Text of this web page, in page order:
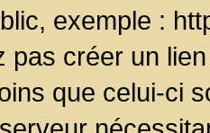
exemple :
pas créer un
que celui-ci